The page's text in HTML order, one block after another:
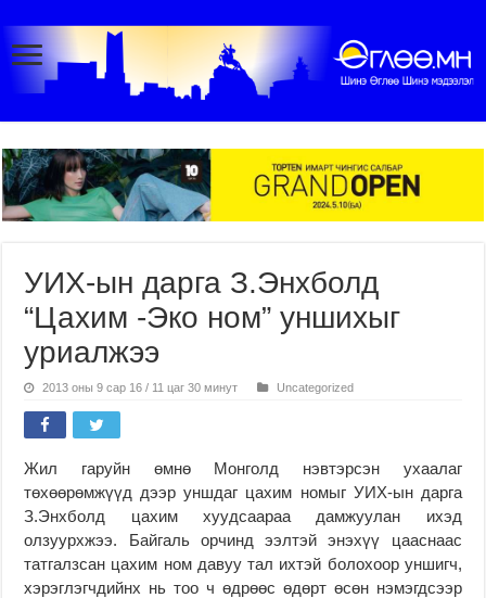
УИХ-ын дарга З.Энхболд
“Цахим -Эко ном” уншихыг
уриалжээ
2013 оны 9 сар 16 / 11 цаг 30 минут Uncategorized
Жил гаруйн өмнө Монголд нэвтэрсэн ухаалаг
төхөөрөмжүүд дээр уншдаг цахим номыг УИХ-ын дарга
З.Энхболд цахим хуудсаараа дамжуулан ихэд
олзуурхжээ. Байгаль орчинд ээлтэй энэхүү цааснаас
татгалзсан цахим ном давуу тал ихтэй болохоор уншигч,
хэрэглэгчдийнх нь тоо ч өдрөөс өдөрт өсөн нэмэгдсээр